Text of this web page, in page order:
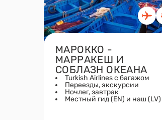
МАРОККО -
МАРРАКЕШ И
СОБЛАЗН ОКЕАНА
Turkish Airlines с багажом
Переезды, экскурсии
Ночлег, завтрак
Местный гид (EN) и наш (LV)